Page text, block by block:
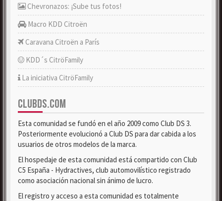
Chevronazos: ¡Sube tus fotos!
Macro KDD Citroën
Caravana Citroën a París
KDD´s CitröFamily
La iniciativa CitröFamily
CLUBDS.COM
Esta comunidad se fundó en el año 2009 como Club DS 3.
Posteriormente evolucionó a Club DS para dar cabida a los
usuarios de otros modelos de la marca.
El hospedaje de esta comunidad está compartido con Club
C5 España - Hydractives, club automovilístico registrado
como asociación nacional sin ánimo de lucro.
El registro y acceso a esta comunidad es totalmente